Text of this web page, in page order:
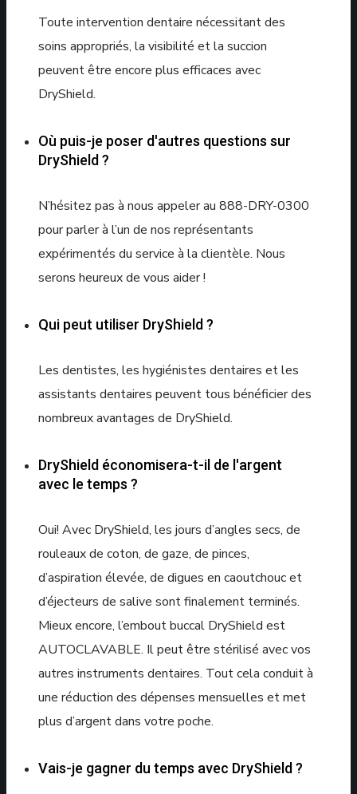
Toute intervention dentaire nécessitant des
soins appropriés, la visibilité et la succion
peuvent être encore plus efficaces avec
DryShield.
Où puis-je poser d'autres questions sur
DryShield ?
N’hésitez pas à nous appeler au 888-DRY-0300
pour parler à l’un de nos représentants
expérimentés du service à la clientèle. Nous
serons heureux de vous aider !
Qui peut utiliser DryShield ?
Les dentistes, les hygiénistes dentaires et les
assistants dentaires peuvent tous bénéficier des
nombreux avantages de DryShield.
DryShield économisera-t-il de l'argent
avec le temps ?
Oui! Avec DryShield, les jours d’angles secs, de
rouleaux de coton, de gaze, de pinces,
d’aspiration élevée, de digues en caoutchouc et
d’éjecteurs de salive sont finalement terminés.
Mieux encore, l’embout buccal DryShield est
AUTOCLAVABLE. Il peut être stérilisé avec vos
autres instruments dentaires. Tout cela conduit à
une réduction des dépenses mensuelles et met
plus d’argent dans votre poche.
Vais-je gagner du temps avec DryShield ?